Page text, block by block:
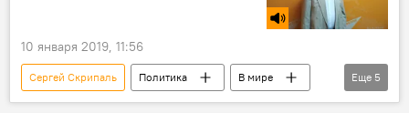
10 января 2019, 11:56
Сергей Скрипаль Политика
В мире
Радио Sputnik Кыргызстан
Еще 5